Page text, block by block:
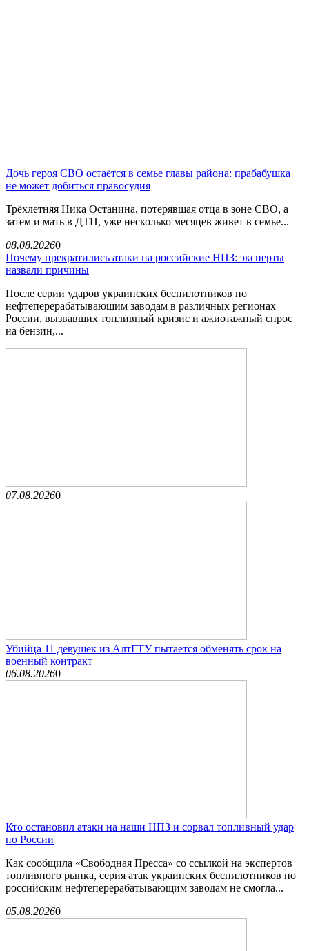
Дочь героя СВО остаётся в семье главы района: прабабушка
не может добиться правосудия
Трёхлетняя Ника Останина, потерявшая отца в зоне СВО, а
затем и мать в ДТП, уже несколько месяцев живет в семье...
08.08.20260
Почему прекратились атаки на российские НПЗ: эксперты
назвали причины
После серии ударов украинских беспилотников по
нефтеперерабатывающим заводам в различных регионах
России, вызвавших топливный кризис и ажиотажный спрос
на бензин,...
07.08.20260
Убийца 11 девушек из АлтГТУ пытается обменять срок на
военный контракт
06.08.20260
Кто остановил атаки на наши НПЗ и сорвал топливный удар
по России
Как сообщила «Свободная Пресса» со ссылкой на экспертов
топливного рынка, серия атак украинских беспилотников по
российским нефтеперерабатывающим заводам не смогла...
05.08.20260